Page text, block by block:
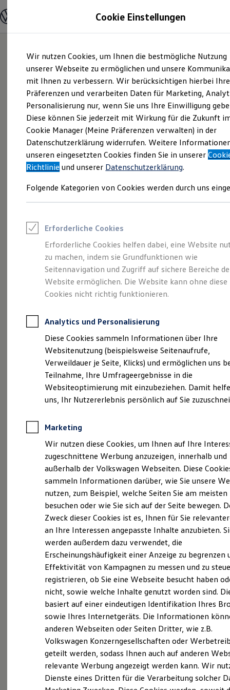
Hauptinhalt
springen
Footer
springen
Modelle und Konfigurator
Modelle vergleichen
Elektroautos
ENERGY Sondermodelle
Nutzfahrzeuge
SUV und CUV
Familienautos
Kombis
Kompaktwagen
Sportwagen
Schnell verfügbare Fahrzeuge
Angebote und Produkte
Aktuelle Angebote
E-Auto-Förderung
Volkswagen Marktplatz
Junge Gebrauchtwagen und Gebrauchtwagen
Saisonangebote
Leasing
Leasing-Angebote
Gebrauchtwagen Leasing
Junge Gebrauchtwagen-Leasing
Elektroauto Leasing
Kleinwagen-Leasing
Leasing ohne Anzahlung
Autokredit mit Schlussrate
Versicherungen und Garantien
Kfz-Versicherung
Restschuldversicherungen
Garantien
Wartungsverträge
Geschäftskunden
Professional Class bei Volkswagen
Großkunden
Behörden
Anpfiff zum Gewinn
Elektroautos
ID. Tutorials
Elektrofahrzeugkonzepte
Reichweite
Reichweite der ID. Modelle
Reichweite im Winter
Laden
Laden unterwegs
Laden Zuhause
Ladezeitensimulator
Batterie
Sicherheit
Garantie und Lebensdauer
Nachhaltigkeit
Technologie
Kosten und Kauf
Verbrauchskosten
Kaufoptionen
E-Auto-Förderung
Software und Konnektivität
Die ID. Software 6
ID. Software Versionen und Updates
Digitale Extras
Schnittstellen zu Ihrem ID.
Gepflegt, geprüft und
für gut befunden.
Volkswagen
Zertifizierte
Gebrauchtwagen.
(Impressum & Rechtliches)
Ganz selbstverständlich.Das
Gebrauchtwagen-
Leistungsversprechen.
Rundum sicher: der 360°Gebrauchtwagen-
Bevor ein VolkswagenZertifizierter
Gebrauchtwagenan unsere Kunden
übergeben wird, prüfen wir den Zustand
Cookie Einstellungen
Wir nutzen Cookies, um Ihnen die bestmögliche Nutzung
unserer Webseite zu ermöglichen und unsere
mit Ihnen zu verbessern. Wir berücksichtigen hierbei Ihre
Präferenzen und verarbeiten Daten für Marketing,
Personalisierung nur, wenn Sie uns Ihre Einwilligung
Diese können Sie jederzeit mit Wirkung für die Zukunft
Cookie Manager (Meine Präferenzen verwalten) in der
Datenschutzerklärung widerrufen. Weitere
unseren eingesetzten Cookies finden Sie in unserer
Richtlinie und unserer Datenschutzerklärung.
Folgende Kategorien von Cookies werden durch uns
Erforderliche Cookies
Erforderliche Cookies helfen dabei, eine Website
zu machen, indem sie Grundfunktionen wie
Seitennavigation und Zugriff auf sichere Bereiche
Website ermöglichen. Die Website kann ohne diese
Cookies nicht richtig funktionieren.
Analytics und Personalisierung
Diese Cookies sammeln Informationen über Ihre
Websitenutzung (beispielsweise Seitenaufrufe,
Verweildauer je Seite, Klicks) und ermöglichen uns
Teilnahme, Ihre Umfrageergebnisse in die
Websiteoptimierung mit einzubeziehen. Damit
uns, Ihr Nutzererlebnis persönlich auf Sie
Marketing
Wir nutzen diese Cookies, um Ihnen auf Ihre
zugeschnittene Werbung anzuzeigen, innerhalb und
außerhalb der Volkswagen Webseiten. Diese
sammeln Informationen darüber, wie Sie unsere
nutzen, zum Beispiel, welche Seiten Sie am meisten
besuchen oder wie Sie sich auf der Seite bewegen.
Zweck dieser Cookies ist es, Ihnen für Sie
an Ihre Interessen angepasste Inhalte anzubieten.
werden außerdem dazu verwendet, die
Erscheinungshäufigkeit einer Anzeige zu begrenzen
Effektivität von Kampagnen zu messen und zu
registrieren, ob Sie eine Webseite besucht haben
nicht, sowie welche Inhalte genutzt worden sind.
basiert auf einer eindeutigen Identifikation Ihres
sowie Ihres Internetgeräts. Die Informationen
anderen Webseiten oder Seiten Dritter, wie z.B.
Volkswagen Konzerngesellschaften oder
geteilt werden, sodass Ihnen auch auf anderen
relevante Werbung angezeigt werden kann. Wir
Dienste eines Dritten für die Verarbeitung solcher